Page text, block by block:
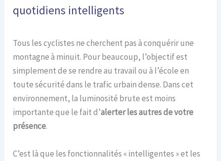
quotidiens intelligents
Tous les cyclistes ne cherchent pas à conquérir une
montagne à minuit. Pour beaucoup, l’objectif est
simplement de se rendre au travail ou à l’école en
toute sécurité dans le trafic urbain dense. Dans cet
environnement, la luminosité brute est moins
importante que le fait d’alerter les autres de votre
présence.
C’est là que les fonctionnalités « intelligentes » et les